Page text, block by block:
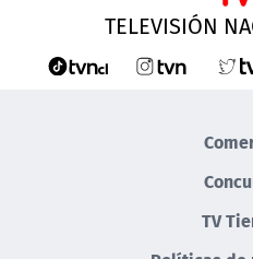
TELEVISIÓN
TV